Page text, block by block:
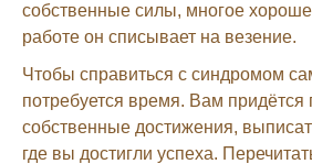
собственные силы, многое
работе он списывает на везение.
Чтобы справиться с синдромом
потребуется время. Вам придётся
собственные достижения,
где вы достигли успеха.